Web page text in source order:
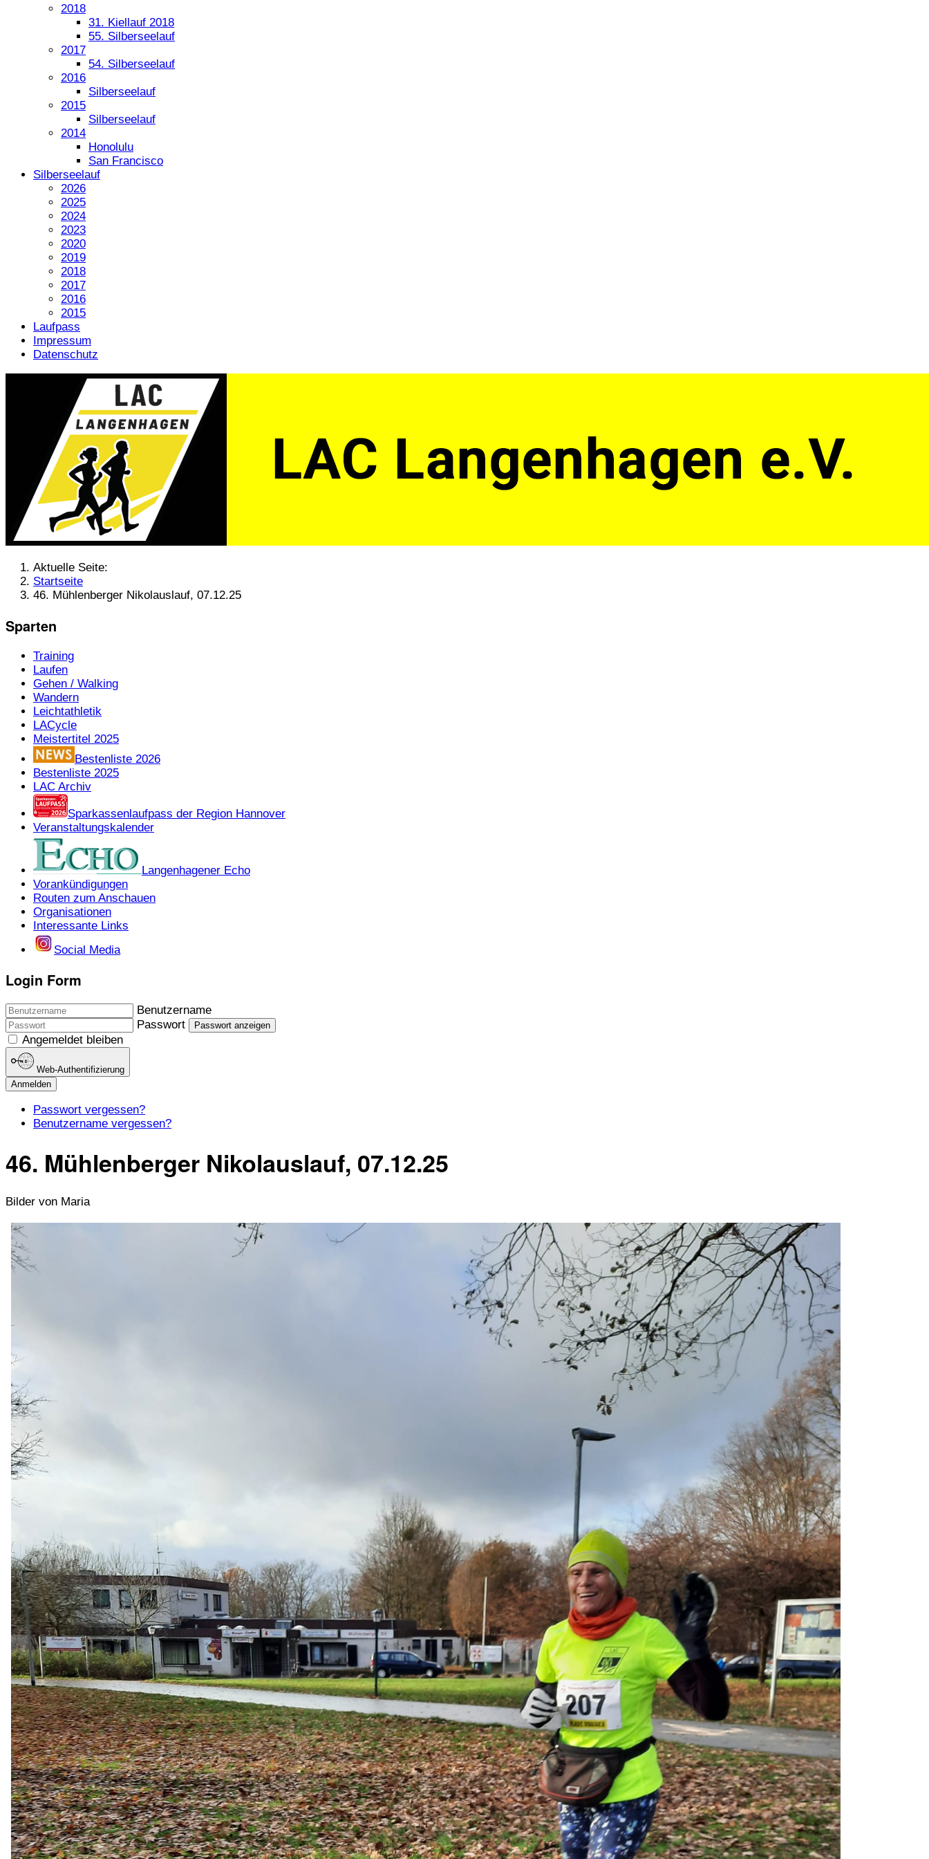
2018
31. Kiellauf 2018
55. Silberseelauf
2017
54. Silberseelauf
2016
Silberseelauf
2015
Silberseelauf
2014
Honolulu
San Francisco
Silberseelauf
2026
2025
2024
2023
2020
2019
2018
2017
2016
2015
Laufpass
Impressum
Datenschutz
Aktuelle Seite:
Startseite
46. Mühlenberger Nikolauslauf, 07.12.25
Sparten
Training
Laufen
Gehen / Walking
Wandern
Leichtathletik
LACycle
Meistertitel 2025
Bestenliste 2026
Bestenliste 2025
LAC Archiv
Sparkassenlaufpass der Region Hannover
Veranstaltungskalender
Langenhagener Echo
Vorankündigungen
Routen zum Anschauen
Organisationen
Interessante Links
Social Media
Login Form
Benutzername
Passwort
Passwort anzeigen
Angemeldet bleiben
Web-Authentifizierung
Anmelden
Passwort vergessen?
Benutzername vergessen?
46. Mühlenberger Nikolauslauf, 07.12.25
Bilder von Maria